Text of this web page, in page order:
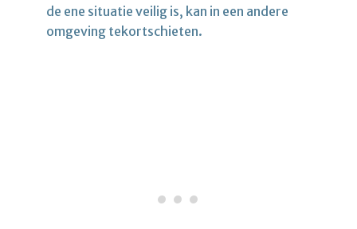
de ene situatie veilig is, kan in een andere
omgeving tekortschieten.